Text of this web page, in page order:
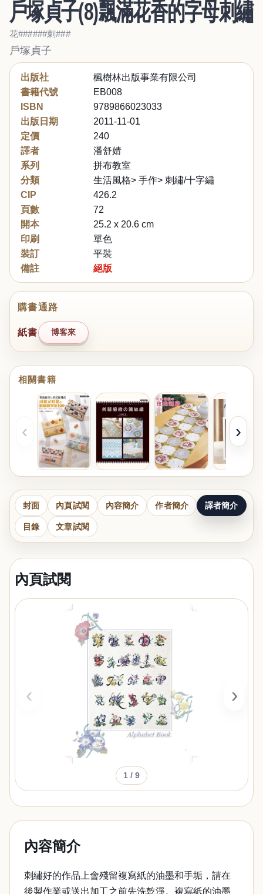
戶塚貞子(8)飄滿花香的字母刺繡
花######刺###
戶塚貞子
出版社
楓樹林出版事業有限公司
書籍代號
EB008
ISBN
9789866023033
出版日期
2011-11-01
定價
240
譯者
潘舒婧
系列
拼布教室
分類
生活風格> 手作> 刺繡/十字繡
CIP
426.2
頁數
72
開本
25.2 x 20.6 cm
印刷
單色
裝訂
平裝
備註
絕版
購書通路
紙書 博客來
相關書籍
‹ ›
封面 內頁試閱 內容簡介 作者簡介 譯者簡介
目錄 文章試閱
內頁試閱
‹ ›
1 / 9
內容簡介
刺繡好的作品上會殘留複寫紙的油墨和手垢，請在
後製作業或送出加工之前先洗乾淨。複寫紙的油墨